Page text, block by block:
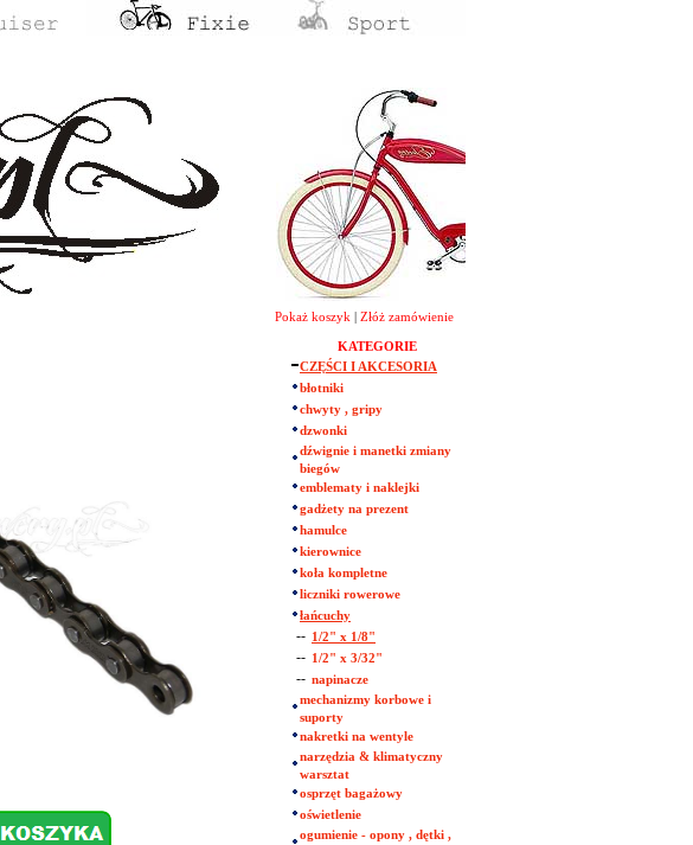
Pokaż koszyk Złóż zamówienie
KATEGORIE
CZĘŚCI I AKCESORIA
błotniki
chwyty , gripy
dzwonki
dźwignie i manetki zmiany
biegów
emblematy i naklejki
gadżety na prezent
hamulce
kierownice
koła kompletne
liczniki rowerowe
łańcuchy
-- 1/2" x 1/8"
-- 1/2" x 3/32"
-- napinacze
mechanizmy korbowe i
suporty
nakretki na wentyle
narzędzia & klimatyczny
warsztat
osprzęt bagażowy
oświetlenie
ogumienie - opony , dętki ,